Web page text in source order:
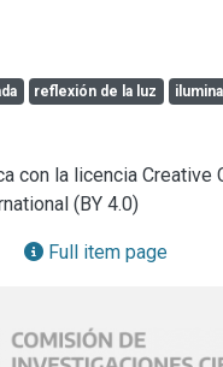
por un ligero
calzadas iluminadas
presión.
con
de superficies
condiciones de
surface lightness”,
road surfaces,
motorways. This
of luminance
compared with
installations.
presents spectral
samples, evaluated
reflexión de la luz
con la licencia Creative
(BY 4.0)
Full item page